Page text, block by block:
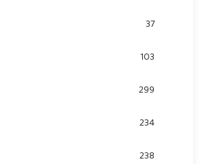
37
103
299
234
238